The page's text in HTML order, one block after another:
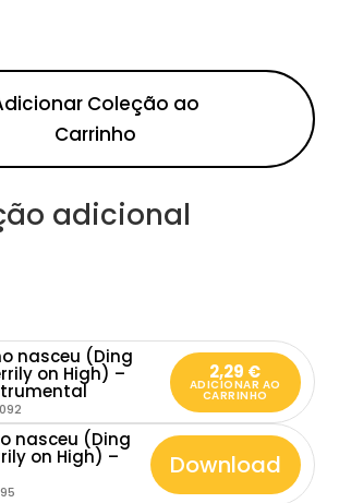
Coleção ao
Carrinho
adicional
nasceu (Ding
on High) – 2,29 €
ADICIONAR AO
CARRINHO
nasceu (Ding
on High) – Download